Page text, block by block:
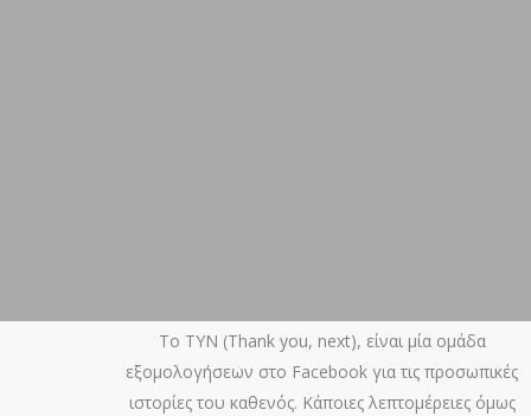
Το TYN (Thank you, next), είναι μία ομάδα
εξομολογήσεων στο Facebook για τις προσωπικές
ιστορίες του καθενός. Κάποιες λεπτομέρειες όμως